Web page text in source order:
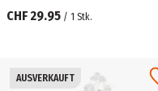
CHF 29.95 / 1 Stk.
AUSVERKAUFT